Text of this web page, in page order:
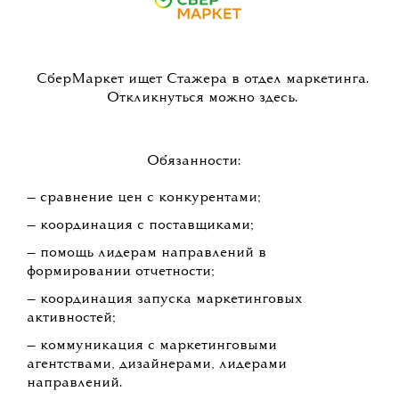
СберМаркет ищет Стажера в отдел маркетинга.
Откликнуться можно здесь.
Обязанности:
— сравнение цен с конкурентами;
— координация с поставщиками;
— помощь лидерам направлений в
формировании отчетности;
— координация запуска маркетинговых
активностей;
— коммуникация с маркетинговыми
агентствами, дизайнерами, лидерами
направлений.